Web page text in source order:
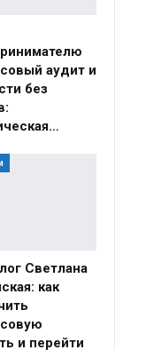
аудит и
без
Светлана
как
и перейти